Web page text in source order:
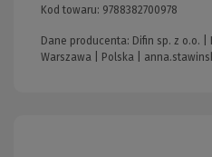
Kod towaru: 9788382700978
Dane producenta: Difin sp. z o.o. |
Warszawa | Polska |